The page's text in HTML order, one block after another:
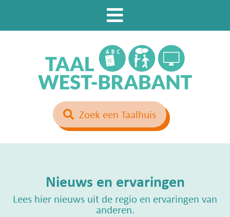
Zoek een Taalhuis
Nieuws en ervaringen
Lees hier nieuws uit de regio en ervaringen van
anderen.